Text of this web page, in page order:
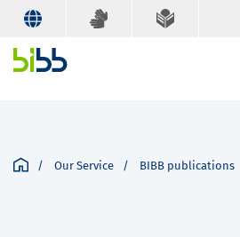
Our Service BIBB publications